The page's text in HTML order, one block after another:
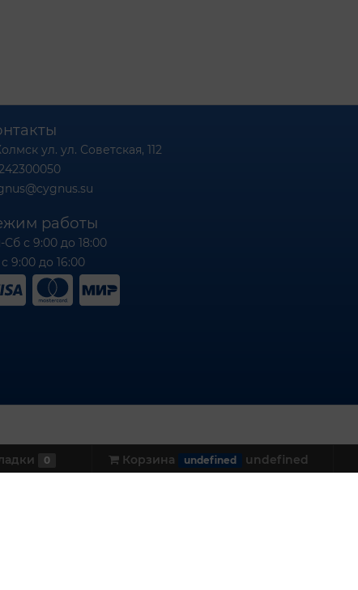
ул. ул. Советская, 112
работы
Сб с 9:00 до 18:00
с 9:00 до 16:00
0 Корзина undefined undefined